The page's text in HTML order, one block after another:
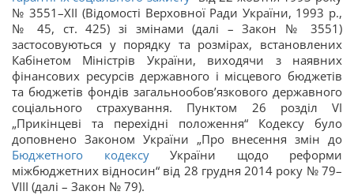
№ 3551–ХІІ (Відомості Верховної Ради України, 1993 р.,
№ 45, ст. 425) зі змінами (далі – Закон № 3551)
застосовуються у порядку та розмірах, встановлених
Кабінетом Міністрів України, виходячи з наявних
фінансових ресурсів державного і місцевого бюджетів
та бюджетів фондів загальнообов’язкового державного
соціального страхування. Пунктом 26 розділ VI
„Прикінцеві та перехідні положення“ Кодексу було
доповнено Законом України „Про внесення змін до
Бюджетного кодексуУкраїни щодо реформи
міжбюджетних відносин“ від 28 грудня 2014 року № 79–
VIІІ (далі – Закон № 79).